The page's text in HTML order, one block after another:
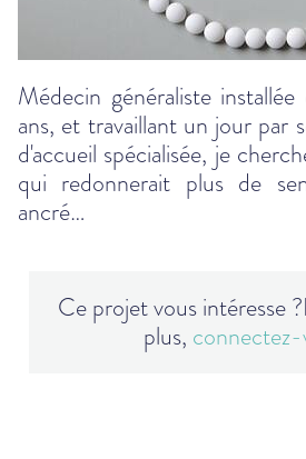
Médecin généraliste
ans, et travaillant un jour par
d'accueil spécialisée, je
qui redonnerait plus de
ancré…
Ce projet vous intéresse ?
plus,